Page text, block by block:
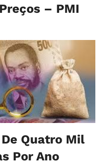
– PMI
Quatro Mil
Por Ano